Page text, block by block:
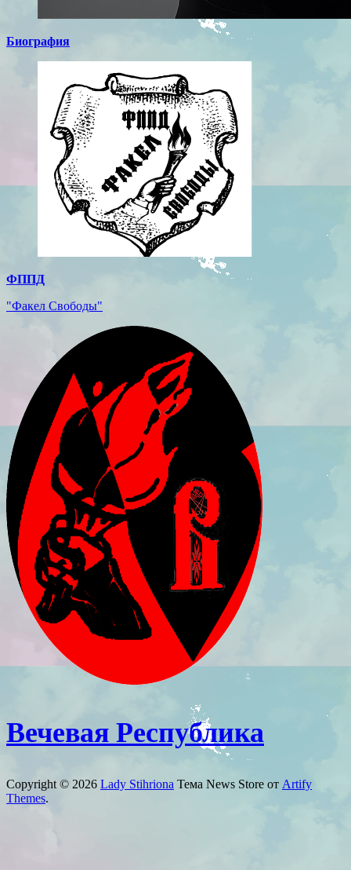
Биография
ФППД
"Факел Свободы"
Вечевая Республика
Copyright © 2026 Lady Stihriona Тема News Store от Artify
Themes.